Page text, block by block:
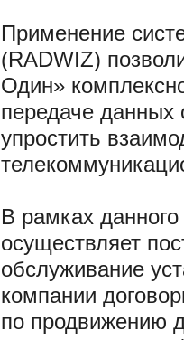
Применение
(RADWIZ)
Один»
передаче данных
упростить
В рамках
осуществляет
обслуживание
компании
по продвижению